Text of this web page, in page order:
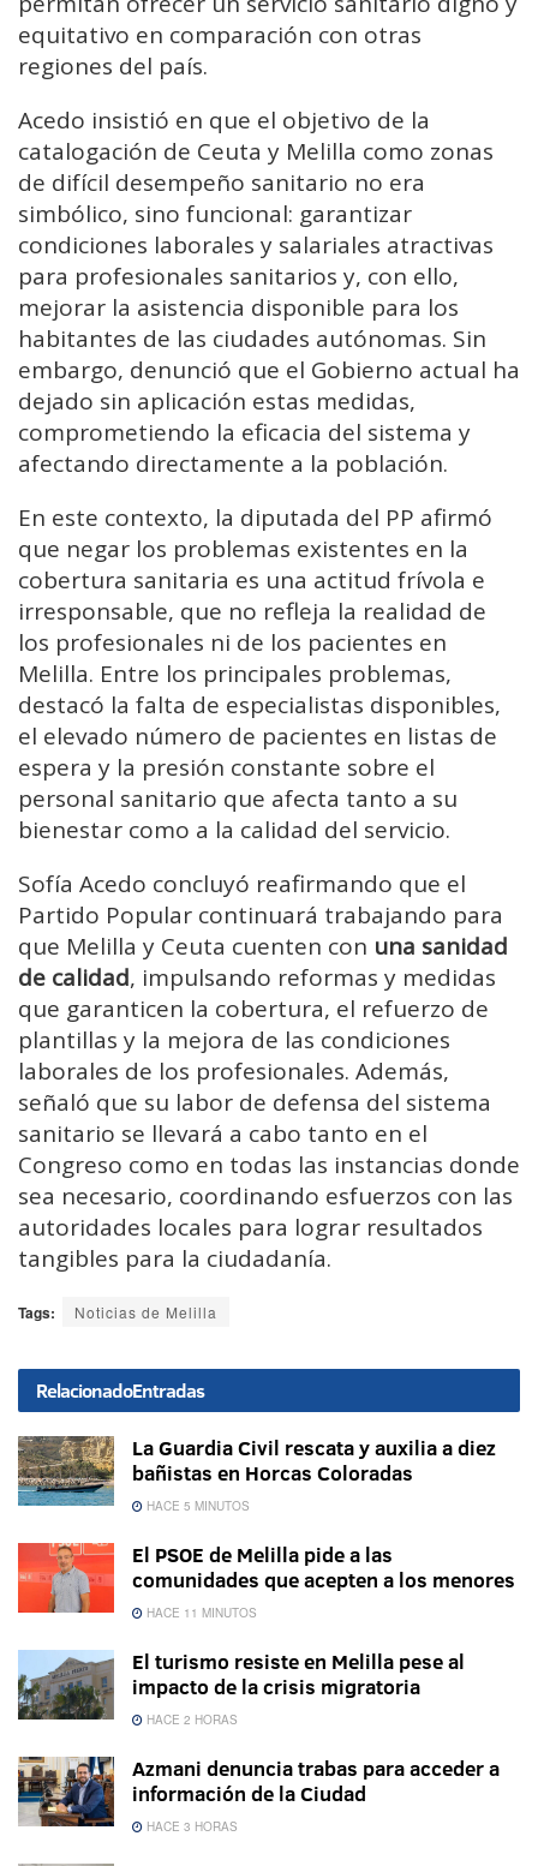
equitativo en comparación con otras
regiones del país.
Acedo insistió en que el objetivo de la
catalogación de Ceuta y Melilla como zonas
de difícil desempeño sanitario no era
simbólico, sino funcional: garantizar
condiciones laborales y salariales atractivas
para profesionales sanitarios y, con ello,
mejorar la asistencia disponible para los
habitantes de las ciudades autónomas. Sin
embargo, denunció que el Gobierno actual ha
dejado sin aplicación estas medidas,
comprometiendo la eficacia del sistema y
afectando directamente a la población.
En este contexto, la diputada del PP afirmó
que negar los problemas existentes en la
cobertura sanitaria es una actitud frívola e
irresponsable, que no refleja la realidad de
los profesionales ni de los pacientes en
Melilla. Entre los principales problemas,
destacó la falta de especialistas disponibles,
el elevado número de pacientes en listas de
espera y la presión constante sobre el
personal sanitario que afecta tanto a su
bienestar como a la calidad del servicio.
Sofía Acedo concluyó reafirmando que el
Partido Popular continuará trabajando para
que Melilla y Ceuta cuenten con una sanidad
de calidad, impulsando reformas y medidas
que garanticen la cobertura, el refuerzo de
plantillas y la mejora de las condiciones
laborales de los profesionales. Además,
señaló que su labor de defensa del sistema
sanitario se llevará a cabo tanto en el
Congreso como en todas las instancias donde
sea necesario, coordinando esfuerzos con las
autoridades locales para lograr resultados
tangibles para la ciudadanía.
Tags: Noticias de Melilla
RelacionadoEntradas
La Guardia Civil rescata y auxilia a diez
bañistas en Horcas Coloradas
HACE 5 MINUTOS
El PSOE de Melilla pide a las
comunidades que acepten a los menores
HACE 11 MINUTOS
El turismo resiste en Melilla pese al
impacto de la crisis migratoria
HACE 2 HORAS
Azmani denuncia trabas para acceder a
información de la Ciudad
HACE 3 HORAS